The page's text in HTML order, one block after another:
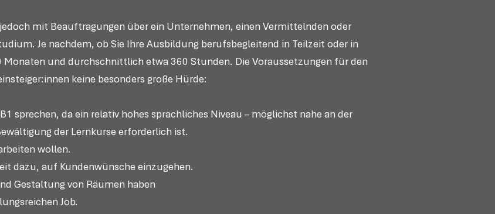
mit Beauftragungen über ein Unternehmen, einen Vermittelnden oder
Je nachdem, ob Sie Ihre Ausbildung berufsbegleitend in Teilzeit oder in
Monaten und durchschnittlich etwa 360 Stunden. Die Voraussetzungen für den
keine besonders große Hürde:
sprechen, da ein relativ hohes sprachliches Niveau – möglichst nahe an der
der Lernkurse erforderlich ist.
wollen.
dazu, auf Kundenwünsche einzugehen.
Gestaltung von Räumen haben
Job.